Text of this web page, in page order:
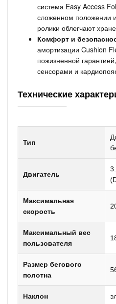
система Easy Access
сложенном положении
ролики облегчают
Комфорт и
амортизации Cushion
пожизненной
сенсорами и
Технические
Тип
Двигатель
Максимальная
скорость
Максимальный вес
пользователя
Размер бегового
полотна
Наклон